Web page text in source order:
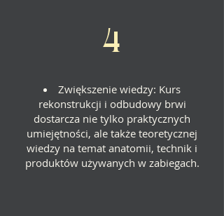
4
Zwiększenie wiedzy: Kurs
rekonstrukcji i odbudowy brwi
dostarcza nie tylko praktycznych
umiejętności, ale także teoretycznej
wiedzy na temat anatomii, technik i
produktów używanych w zabiegach.